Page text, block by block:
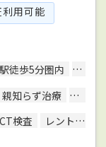
用可能
駅徒歩5分圏内
エレ
親知らず治療
入れ
CT検査 レントゲン検査